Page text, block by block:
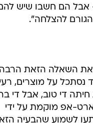
- אבל הם חשבו שיש
להצלחה".
את השאלה הזאת
נסתכל על מוצרים,
חיתה די טוב, אבל די
אפ מוקמת על ידי
לשמוע שהבעיה